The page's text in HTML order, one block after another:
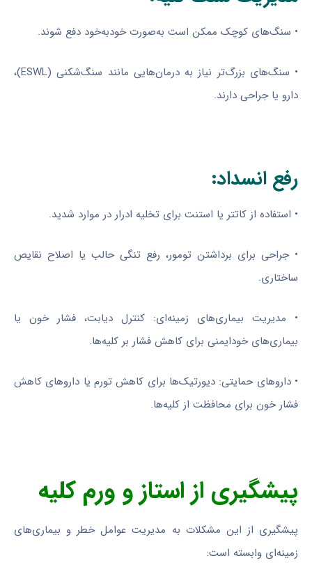
• سنگ‌های کوچک ممکن است به‌صورت خودبه‌خود دفع شوند.
• سنگ‌های بزرگ‌تر نیاز به درمان‌هایی مانند سنگ‌شکنی (ESWL)،
دارو یا جراحی دارند.
رفع انسداد:
• استفاده از کاتتر یا استنت برای تخلیه ادرار در موارد شدید.
• جراحی برای برداشتن تومور، رفع تنگی حالب یا اصلاح نقایص
ساختاری.
• مدیریت بیماری‌های زمینه‌ای: کنترل دیابت، فشار خون یا
بیماری‌های خودایمنی برای کاهش فشار بر کلیه‌ها.
• داروهای حمایتی: دیورتیک‌ها برای کاهش تورم یا داروهای کاهش
فشار خون برای محافظت از کلیه‌ها.
پیشگیری از استاز و ورم کلیه
پیشگیری از این مشکلات به مدیریت عوامل خطر و بیماری‌های
زمینه‌ای وابسته است: